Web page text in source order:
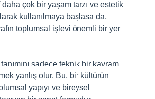
daha çok bir yaşam tarzı ve estetik
kullanılmaya başlasa da,
toplumsal işlevi önemli bir yer
tanımını sadece teknik bir kavram
yanlış olur. Bu, bir kültürün
yapıyı ve bireysel